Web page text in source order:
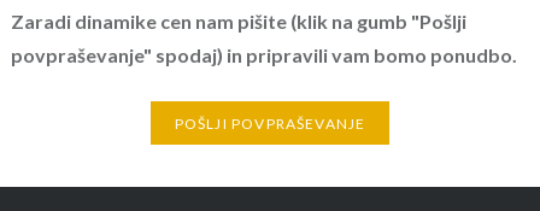
Zaradi dinamike cen nam pišite (klik na gumb "Pošlji
povpraševanje" spodaj) in pripravili vam bomo ponudbo.
POŠLJI POVPRAŠEVANJE